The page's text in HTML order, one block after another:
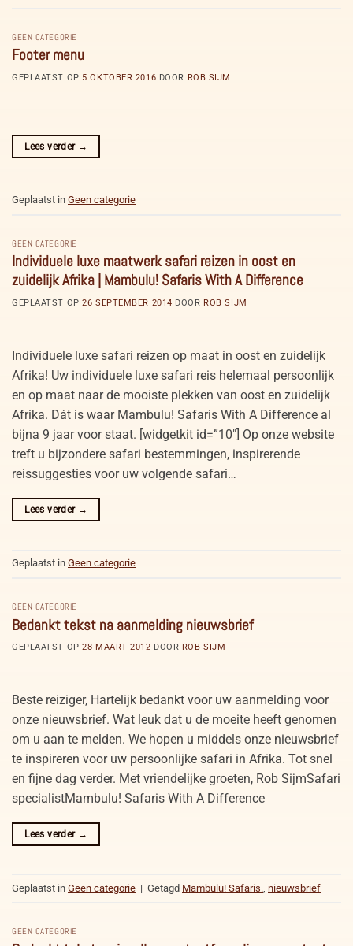
GEEN CATEGORIE
Footer menu
GEPLAATST OP 5 OKTOBER 2016 DOOR ROB SIJM
Lees verder →
Geplaatst in Geen categorie
GEEN CATEGORIE
Individuele luxe maatwerk safari reizen in oost en
zuidelijk Afrika | Mambulu! Safaris With A Difference
GEPLAATST OP26 SEPTEMBER 2014 DOOR ROB SIJM
Individuele luxe safari reizen op maat in oost en zuidelijk
Afrika! Uw individuele luxe safari reis helemaal persoonlijk
en op maat naar de mooiste plekken van oost en zuidelijk
Afrika. Dát is waar Mambulu! Safaris With A Difference al
bijna 9 jaar voor staat. [widgetkit id=”10″] Op onze website
treft u bijzondere safari bestemmingen, inspirerende
reissuggesties voor uw volgende safari…
Lees verder →
Geplaatst in Geen categorie
GEEN CATEGORIE
Bedankt tekst na aanmelding nieuwsbrief
GEPLAATST OP28 MAART 2012 DOOR ROB SIJM
Beste reiziger, Hartelijk bedankt voor uw aanmelding voor
onze nieuwsbrief. Wat leuk dat u de moeite heeft genomen
om u aan te melden. We hopen u middels onze nieuwsbrief
te inspireren voor uw persoonlijke safari in Afrika. Tot snel
en fijne dag verder. Met vriendelijke groeten, Rob SijmSafari
specialistMambulu! Safaris With A Difference
Lees verder →
Geplaatst in Geen categorie | Getagd Mambulu! Safaris. nieuwsbrief
GEEN CATEGORIE